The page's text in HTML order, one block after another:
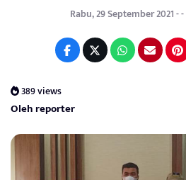
Rabu, 29 September 2021 -
389 views
Oleh reporter